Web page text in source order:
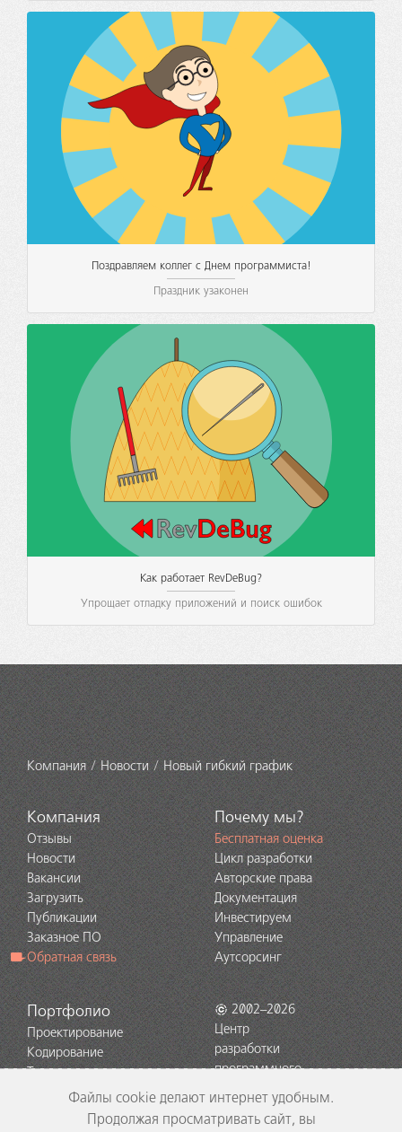
Поздравляем коллег с Днем программиста!
Праздник узаконен
Как работает RevDeBug?
Упрощает отладку приложений и поиск ошибок
Компания Новости Новый гибкий график
Компания
Отзывы
Новости
Вакансии
Загрузить
Публикации
Заказное ПО
Обратная связь
Почему мы?
Бесплатная оценка
Цикл разработки
Авторские права
Документация
Инвестируем
Управление
Аутсорсинг
Портфолио
Проектирование
Кодирование
Тестирование
Поддержка
Технологии
2002–2026
Центр
разработки
программного
EDISON
Файлы cookie делают интернет удобным.
Продолжая просматривать сайт, вы